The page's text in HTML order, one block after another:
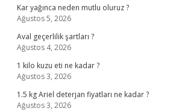
Kar yağınca neden mutlu oluruz ?
Ağustos 5, 2026
Aval geçerlilik şartları ?
Ağustos 4, 2026
1 kilo kuzu eti ne kadar ?
Ağustos 3, 2026
1.5 kg Ariel deterjan fiyatları ne kadar ?
Ağustos 3, 2026